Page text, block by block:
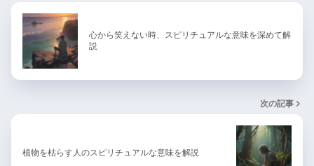
心から笑えない時、スピリチュアルな意味を深めて解
説
次の記事
植物を枯らす人のスピリチュアルな意味を解説